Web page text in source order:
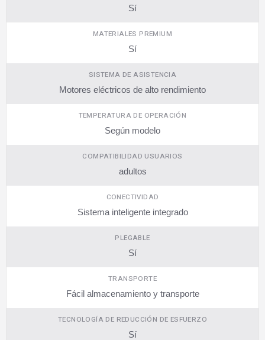
Sí
MATERIALES PREMIUM
Sí
SISTEMA DE ASISTENCIA
Motores eléctricos de alto rendimiento
TEMPERATURA DE OPERACIÓN
Según modelo
COMPATIBILIDAD USUARIOS
adultos
CONECTIVIDAD
Sistema inteligente integrado
PLEGABLE
Sí
TRANSPORTE
Fácil almacenamiento y transporte
TECNOLOGÍA DE REDUCCIÓN DE ESFUERZO
Sí